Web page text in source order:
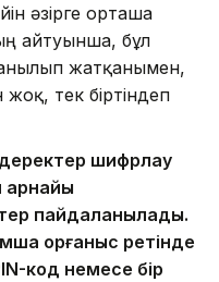
әзірге орташа
айтуынша, бұл
жатқанымен,
тек біртіндеп
шифрлау
арнайы
пайдаланылады.
қорғаныс ретінде
код немесе бір